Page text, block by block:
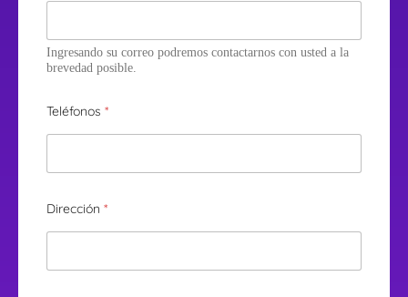
Ingresando su correo podremos contactarnos con usted a la
brevedad posible.
Teléfonos *
Dirección *